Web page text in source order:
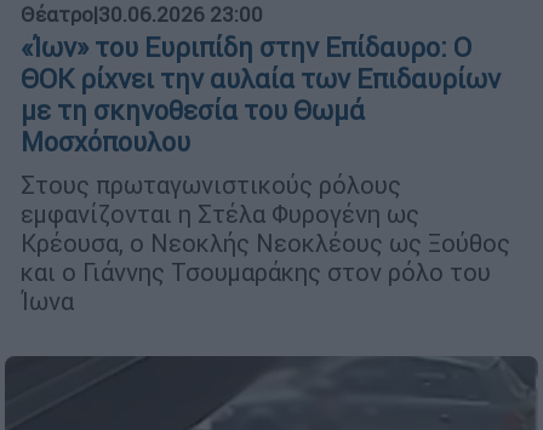
Θέατρο|30.06.2026 23:00
«Ίων» του Ευριπίδη στην Επίδαυρο: Ο
ΘΟΚ ρίχνει την αυλαία των Επιδαυρίων
με τη σκηνοθεσία του Θωμά
Μοσχόπουλου
Στους πρωταγωνιστικούς ρόλους
εμφανίζονται η Στέλα Φυρογένη ως
Κρέουσα, ο Νεοκλής Νεοκλέους ως Ξούθος
και ο Γιάννης Τσουμαράκης στον ρόλο του
Ίωνα